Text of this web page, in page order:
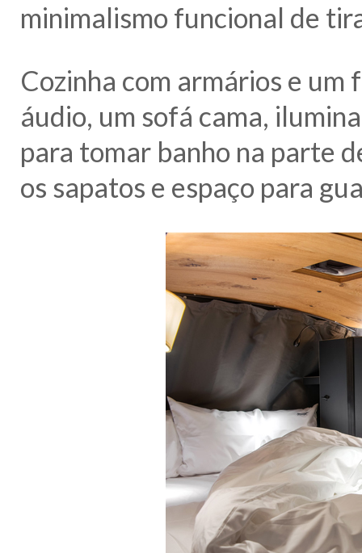
minimalismo funcional de
Cozinha com armários e um
áudio, um sofá cama,
para tomar banho na parte
os sapatos e espaço para